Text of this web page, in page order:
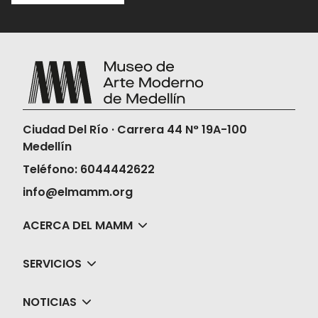
validar tu boleta.
Una vez compres tus boletas, el Museo
no realizará la devolución ni en dinero ni
en cambios de fechas, horas o películas.
Ciudad Del Río · Carrera 44 N° 19A-100
Medellín
Teléfono: 6044442622
info@elmamm.org
ACERCA DEL MAMM
SERVICIOS
NOTICIAS